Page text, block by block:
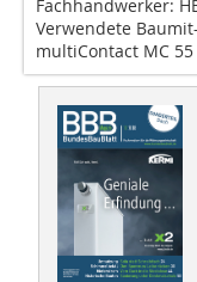
Fachhandwerker:
Verwendete
multiContact MC 55